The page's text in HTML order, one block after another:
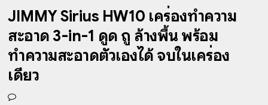
JIMMY Sirius HW10 เครื่องทำความ
สะอาด 3-in-1 ดูด ถู ล้างพื้น พร้อม
ทำความสะอาดตัวเองได้ จบในเครื่อง
เดียว